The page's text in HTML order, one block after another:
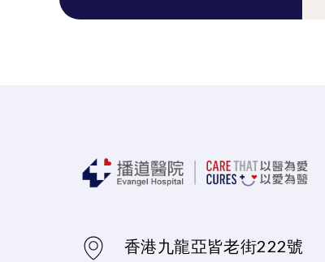
香港九龍亞皆老街222號